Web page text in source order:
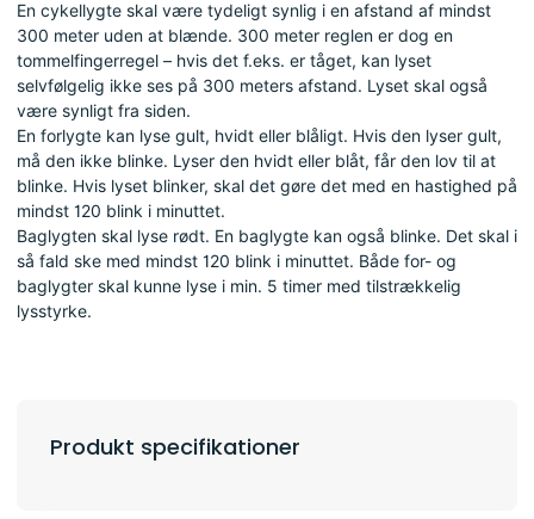
En cykellygte skal være tydeligt synlig i en afstand af mindst
300 meter uden at blænde. 300 meter reglen er dog en
tommelfingerregel – hvis det f.eks. er tåget, kan lyset
selvfølgelig ikke ses på 300 meters afstand. Lyset skal også
være synligt fra siden.
En forlygte kan lyse gult, hvidt eller blåligt. Hvis den lyser gult,
må den ikke blinke. Lyser den hvidt eller blåt, får den lov til at
blinke. Hvis lyset blinker, skal det gøre det med en hastighed på
mindst 120 blink i minuttet.
Baglygten skal lyse rødt. En baglygte kan også blinke. Det skal i
så fald ske med mindst 120 blink i minuttet. Både for- og
baglygter skal kunne lyse i min. 5 timer med tilstrækkelig
lysstyrke.
Produkt specifikationer